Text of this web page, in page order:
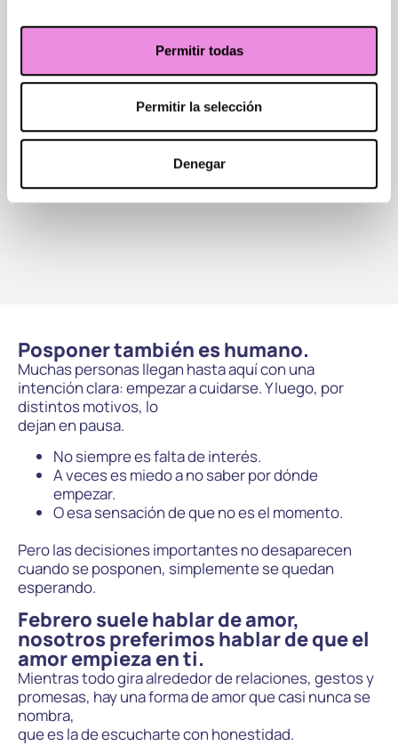
Permitir todas
Permitir la selección
Denegar
Posponer también es humano.
Muchas personas llegan hasta aquí con una
intención clara: empezar a cuidarse. Y luego, por
distintos motivos, lo
dejan en pausa.
No siempre es falta de interés.
A veces es miedo a no saber por dónde
empezar.
O esa sensación de que no es el momento.
Pero las decisiones importantes no desaparecen
cuando se posponen, simplemente se quedan
esperando.
Febrero suele hablar de amor,
nosotros preferimos hablar de que el
amor empieza en ti.
Mientras todo gira alrededor de relaciones, gestos y
promesas, hay una forma de amor que casi nunca se
nombra,
que es la de escucharte con honestidad.